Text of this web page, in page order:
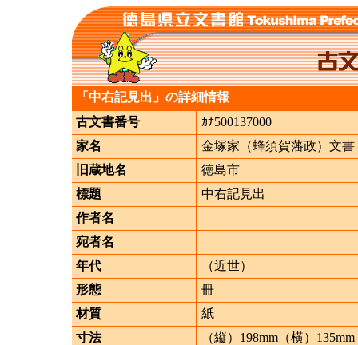
「中右記見出」の詳細情報
古文書番号
ｶﾅ500137000
家名
金塚家（蜂須賀藩政）文書
旧蔵地名
徳島市
標題
中右記見出
作者名
宛者名
年代
（近世）
形態
冊
材質
紙
寸法
（縦）198mm（横）135mm